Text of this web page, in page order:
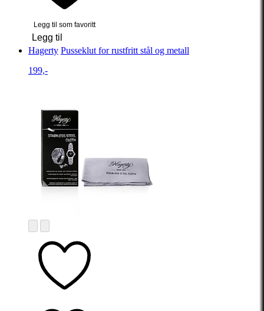
Legg til som favoritt
Legg til
Hagerty Pusseklut for rustfritt stål og metall
199,-